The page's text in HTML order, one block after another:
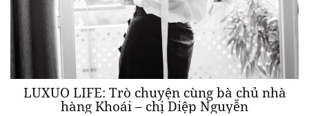
LUXUO LIFE: Trò chuyện cùng bà chủ nhà
hàng Khoái – chị Diệp Nguyễn